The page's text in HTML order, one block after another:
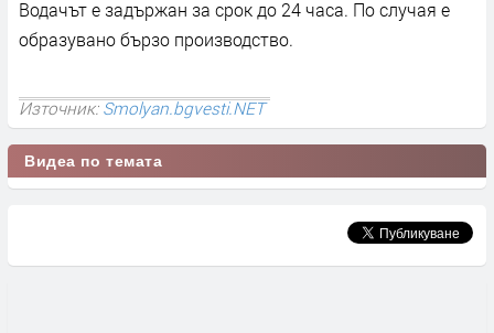
Водачът е задържан за срок до 24 часа. По случая е
образувано бързо производство.
Източник:Smolyan.bgvesti.NET
Видеа по темата